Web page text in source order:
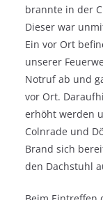
brannte in der
Dieser war
Ein vor Ort
unserer
Notruf ab und
vor Ort.
erhöht werden
Colnrade und
Brand sich
den Dachstuhl